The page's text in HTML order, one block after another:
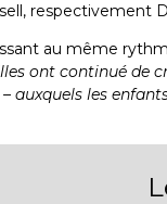
respectivement
au même
ont continué de
les